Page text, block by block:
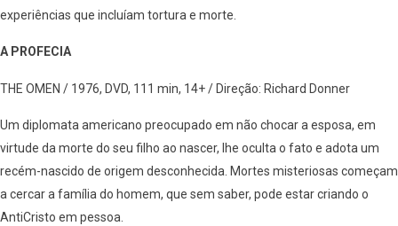
experiências que incluíam tortura e morte.
A PROFECIA
THE OMEN / 1976, DVD, 111 min, 14+ / Direção: Richard Donner
Um diplomata americano preocupado em não chocar a esposa, em
virtude da morte do seu filho ao nascer, lhe oculta o fato e adota um
recém-nascido de origem desconhecida. Mortes misteriosas começam
a cercar a família do homem, que sem saber, pode estar criando o
AntiCristo em pessoa.